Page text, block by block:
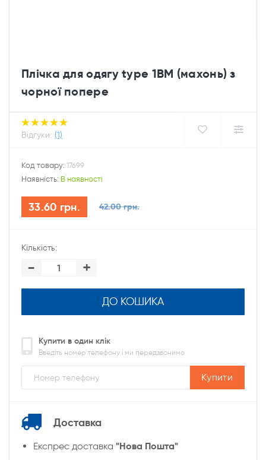
Плічка для одягу type 1ВМ (махонь) з
чорної попере
Відгуки: (1)
Код товару: 17699
Наявність: В наявності
33.60 грн. 42.00 грн.
Кількість:
- +
ДО КОШИКА
Купити в один клік
Введіть номер телефону і ми передзвонимо
Купити
Доставка
Експрес доставка "Нова Пошта"